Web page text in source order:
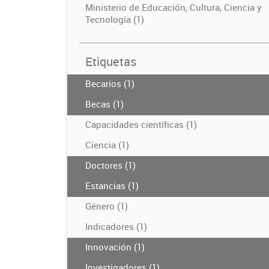
Ministerio de Educación, Cultura, Ciencia y
Tecnología (1)
Etiquetas
Becarios (1)
Becas (1)
Capacidades científicas (1)
Ciencia (1)
Doctores (1)
Estancias (1)
Género (1)
Indicadores (1)
Innovación (1)